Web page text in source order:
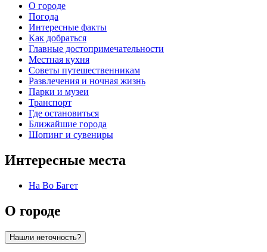
О городе
Погода
Интересные факты
Как добраться
Главные достопримечательности
Местная кухня
Советы путешественникам
Развлечения и ночная жизнь
Парки и музеи
Транспорт
Где остановиться
Ближайшие города
Шопинг и сувениры
Интересные места
Ha Bo Багет
О городе
Нашли неточность?